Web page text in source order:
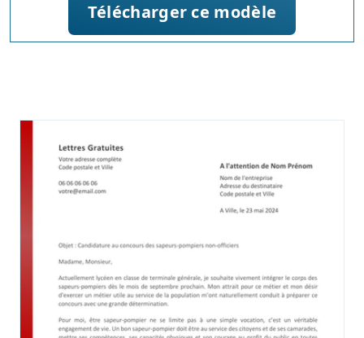
Télécharger ce modèle